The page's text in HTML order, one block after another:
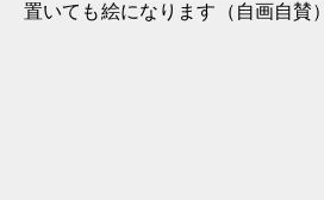
置いても絵になります（自画自賛）